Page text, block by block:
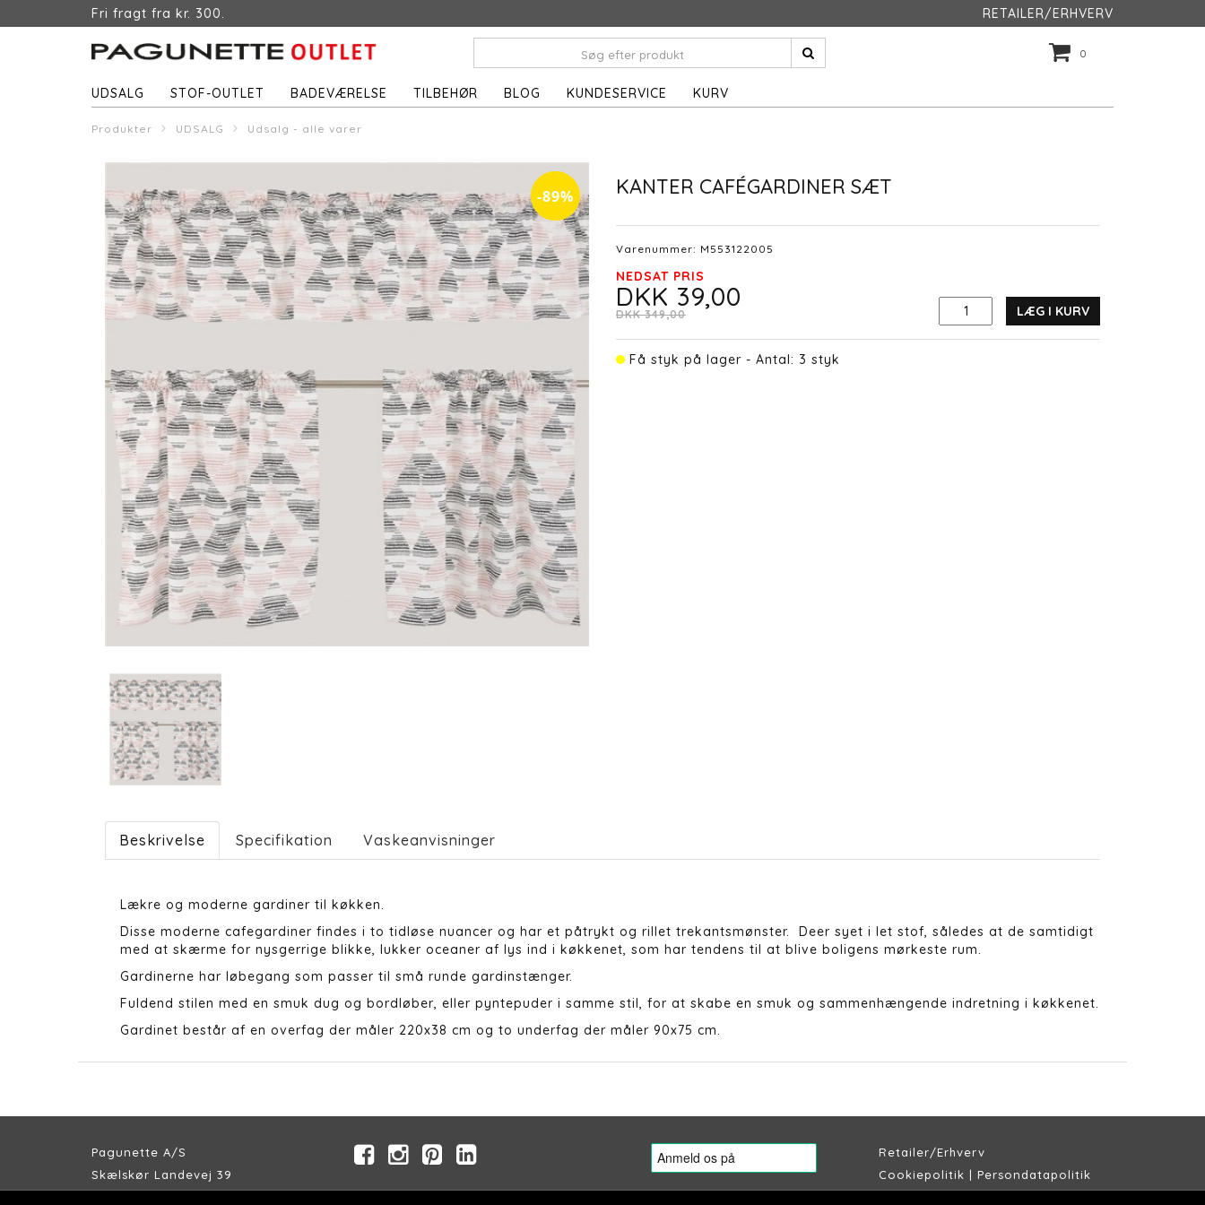
Fri fragt fra kr. 300. RETAILER/ERHVERV
0
UDSALG STOF-OUTLET BADEVÆRELSE TILBEHØR BLOG KUNDESERVICE KURV
Produkter UDSALG Udsalg - alle varer
-89% KANTER CAFÉGARDINER SÆT
Varenummer: M553122005
NEDSAT PRIS
DKK 39,00
DKK 349,00 LÆG I KURV
Få styk på lager - Antal: 3 styk
Beskrivelse Specifikation Vaskeanvisninger
Lækre og moderne gardiner til køkken.
Disse moderne cafegardiner findes i to tidløse nuancer og har et påtrykt og rillet trekantsmønster.
Deer syet i let stof, således at de samtidigt
med at skærme for nysgerrige blikke, lukker oceaner af lys ind i køkkenet, som har tendens til at blive boligens mørkeste rum.
Gardinerne har løbegang som passer til små runde gardinstænger.
Fuldend stilen med en smuk dug og bordløber, eller pyntepuder i samme stil, for at skabe en smuk og sammenhængende indretning i køkkenet.
Gardinet består af en overfag der måler 220x38 cm og to underfag der måler 90x75 cm.
Pagunette A/S
Skælskør Landevej 39
Retailer/Erhverv
Cookiepolitik | Persondatapolitik